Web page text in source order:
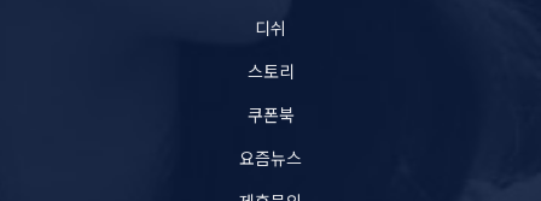
디쉬
스토리
쿠폰북
요즘뉴스